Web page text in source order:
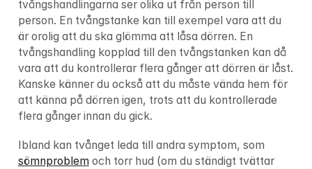
tvångshandlingarna ser olika ut från person till
person. En tvångstanke kan till exempel vara att du
är orolig att du ska glömma att låsa dörren. En
tvångshandling kopplad till den tvångstanken kan då
vara att du kontrollerar flera gånger att dörren är låst.
Kanske känner du också att du måste vända hem för
att känna på dörren igen, trots att du kontrollerade
flera gånger innan du gick.
sömnproblem och torr hud (om du ständigt tvättar